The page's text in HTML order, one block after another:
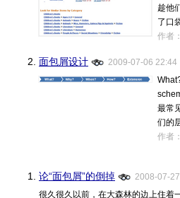
趁他
了口
作者
2. 面包屑设计
2009-07-06 22:44
最常
们的
作者
1. 论“面包屑”的倒掉
2008-07-
很久很久以前，在大森林的边上住着